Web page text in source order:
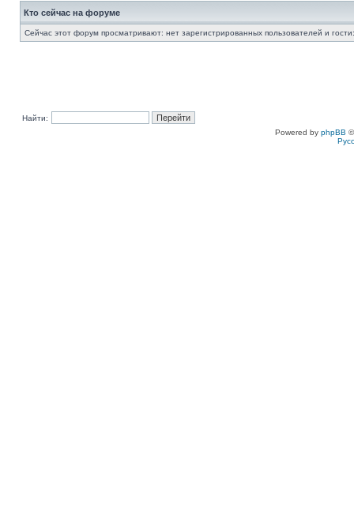
Кто сейчас на форуме
Сейчас этот форум просматривают: нет зарегистрированных пользователей и
Найти:
Powered by phpBB